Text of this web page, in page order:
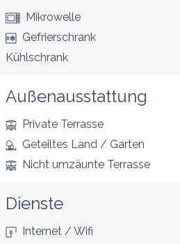
Mikrowelle
Gefrierschrank
Kühlschrank
Außenausstattung
Private Terrasse
Geteiltes Land / Garten
Nicht umzäunte Terrasse
Dienste
Internet / Wifi